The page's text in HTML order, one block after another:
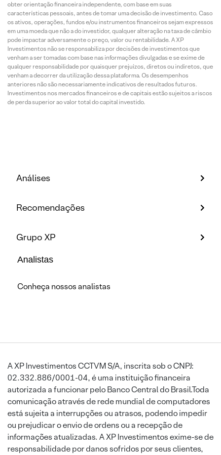
obter orientação financeira independente, com base em suas
características pessoais, antes de tomar uma decisão de investimento. Caso
os ativos, operações, fundos e/ou instrumentos financeiros sejam expressos
em uma moeda que não a do investidor, qualquer alteração na taxa de câmbio
pode impactar adversamente o preço, valor ou rentabilidade. A XP
Investimentos não se responsabiliza por decisões de investimentos que
venham a ser tomadas com base nas informações divulgadas e se exime de
qualquer responsabilidade por quaisquer prejuízos, diretos ou indiretos, que
venham a decorrer da utilização dessa plataforma. Os desempenhos
anteriores não são necessariamente indicativos de resultados futuros.
Investimentos nos mercados financeiros e de capitais estão sujeitos a riscos
de perda superior ao valor total do capital investido.
Análises
Recomendações
Grupo XP
Analistas
Conheça nossos analistas
A XP Investimentos CCTVM S/A, inscrita sob o CNPJ:
02.332.886/0001-04, é uma instituição financeira
autorizada a funcionar pelo Banco Central do Brasil.Toda
comunicação através de rede mundial de computadores
está sujeita a interrupções ou atrasos, podendo impedir
ou prejudicar o envio de ordens ou a recepção de
informações atualizadas. A XP Investimentos exime-se de
responsabilidade por danos sofridos por seus clientes,